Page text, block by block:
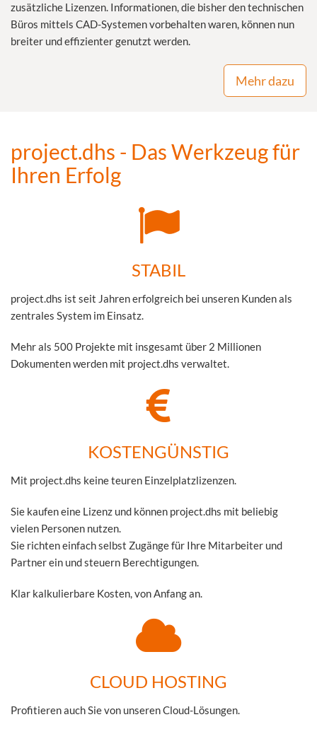
zusätzliche Lizenzen. Informationen, die bisher den technischen
Büros mittels CAD-Systemen vorbehalten waren, können nun
breiter und effizienter genutzt werden.
Mehr dazu
project.dhs - Das Werkzeug für
Ihren Erfolg
STABIL
project.dhs ist seit Jahren erfolgreich bei unseren Kunden als
zentrales System im Einsatz.
Mehr als 500 Projekte mit insgesamt über 2 Millionen
Dokumenten werden mit project.dhs verwaltet.
KOSTENGÜNSTIG
Mit project.dhs keine teuren Einzelplatzlizenzen.
Sie kaufen eine Lizenz und können project.dhs mit beliebig
vielen Personen nutzen.
Sie richten einfach selbst Zugänge für Ihre Mitarbeiter und
Partner ein und steuern Berechtigungen.
Klar kalkulierbare Kosten, von Anfang an.
CLOUD HOSTING
Profitieren auch Sie von unseren Cloud-Lösungen.